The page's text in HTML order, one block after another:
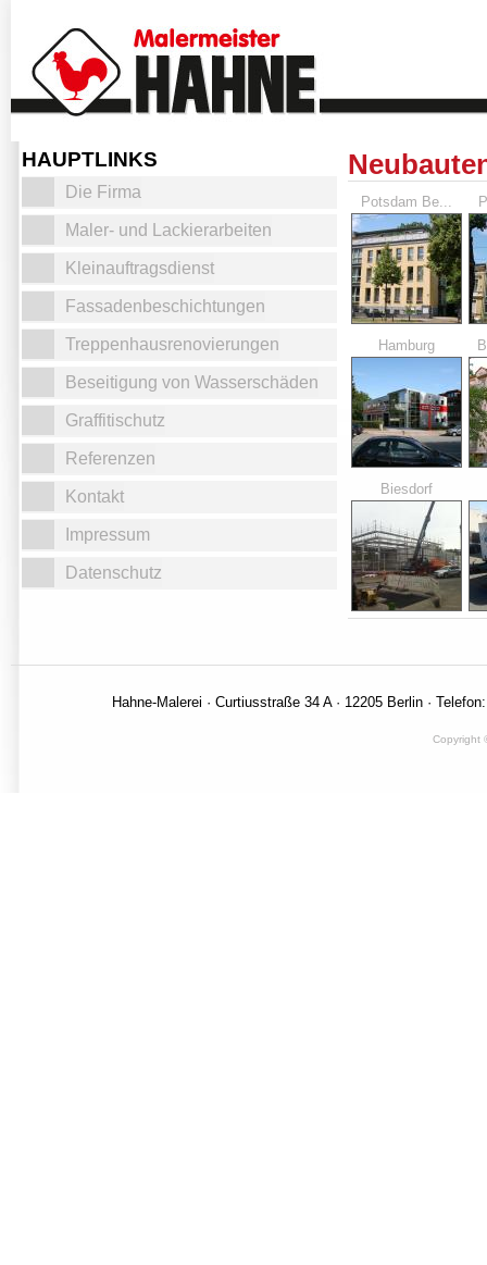
HAUPTLINKS
Die Firma
Maler- und Lackierarbeiten
Kleinauftragsdienst
Fassadenbeschichtungen
Treppenhausrenovierungen
Beseitigung von Wasserschäden
Graffitischutz
Referenzen
Kontakt
Impressum
Datenschutz
Potsdam Be...
Hamburg
Biesdorf
Hahne-Malerei · Curtiusstraße 34 A · 12205 Berlin ·
Copyright